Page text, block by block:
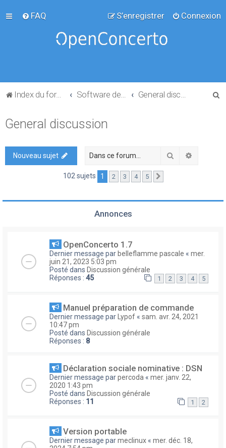
FAQ Connexion
S’enregistrer
Index du forum
General discussion
Nouveau sujet Rechercher
102 sujets 1 2 3 4 5
Annonces
OpenConcerto 1.7
Dernier message par belleflamme pascale « mer.
juin 21, 2023 5:03 pm
Posté dans Discussion générale
Réponses : 45 1 2 3 4 5
Manuel préparation de commande
Dernier message par Lypof « sam. avr. 24, 2021
10:47 pm
Posté dans Discussion générale
Réponses : 8
Déclaration sociale nominative : DSN
Dernier message parpercoda « mer. janv. 22,
2020 1:43 pm
Posté dans Discussion générale
Réponses : 11 1 2
Version portable
Dernier message parmeclinux « mer. déc. 18,